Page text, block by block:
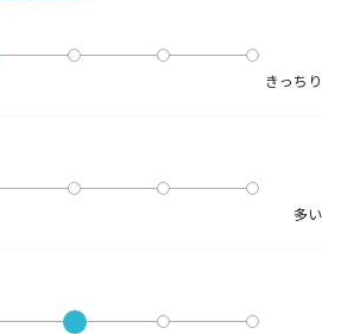
きっちり
多い